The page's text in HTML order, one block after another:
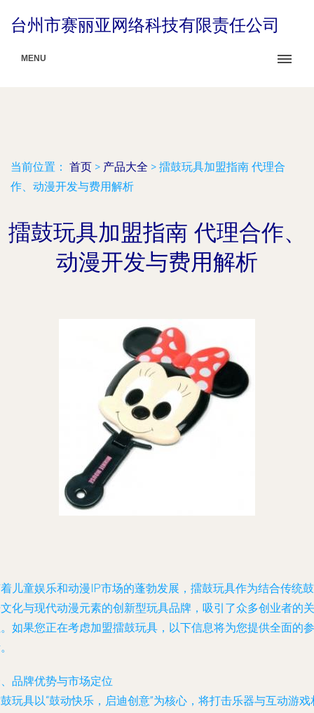
台州市赛丽亚网络科技有限责任公司
MENU
当前位置： 首页 > 产品大全 > 擂鼓玩具加盟指南 代理合
作、动漫开发与费用解析
擂鼓玩具加盟指南 代理合作、
动漫开发与费用解析
儿童娱乐和动漫IP市场的蓬勃发展，擂鼓玩具作为结合传统鼓
化与现代动漫元素的创新型玩具品牌，吸引了众多创业者的关
如果您正在考虑加盟擂鼓玩具，以下信息将为您提供全面的参
品牌优势与市场定位
玩具以“鼓动快乐，启迪创意”为核心，将打击乐器与互动游戏